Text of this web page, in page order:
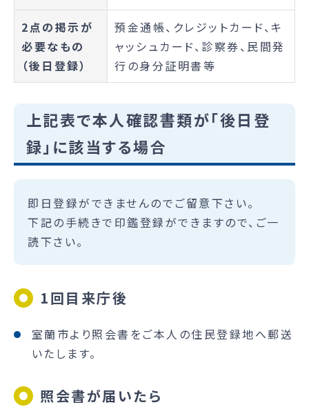
2点の掲示が
必要なもの
（後日登録）
預金通帳、クレジットカード、キ
ャッシュカード、診察券、民間発
行の身分証明書等
上記表で本人確認書類が「後日登
録」に該当する場合
即日登録ができませんのでご留意下さい。
下記の手続きで印鑑登録ができますので、ご一
読下さい。
1回目来庁後
室蘭市より照会書をご本人の住民登録地へ郵送
いたします。
照会書が届いたら